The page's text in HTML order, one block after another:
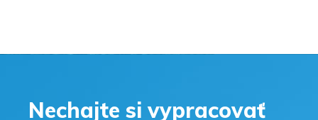
Nechajte si vypracovať